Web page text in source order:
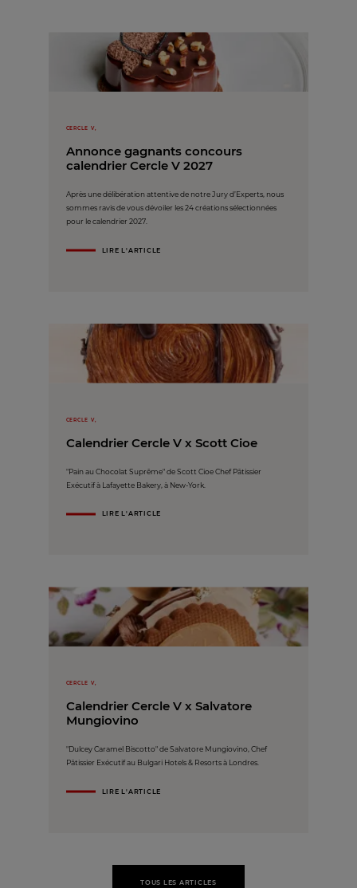
CERCLE V,
Annonce gagnants concours
calendrier Cercle V 2027
Après une délibération attentive de notre Jury d’Experts, nous
sommes ravis de vous dévoiler les 24 créations sélectionnées
pour le calendrier 2027.
LIRE L'ARTICLE
CERCLE V,
Calendrier Cercle V x Scott Cioe
"Pain au Chocolat Suprême" de Scott Cioe Chef Pâtissier
Exécutif à Lafayette Bakery, à New-York.
LIRE L'ARTICLE
CERCLE V,
Calendrier Cercle V x Salvatore
Mungiovino
"Dulcey Caramel Biscotto" de Salvatore Mungiovino, Chef
Pâtissier Exécutif au Bulgari Hotels & Resorts à Londres.
LIRE L'ARTICLE
TOUS LES ARTICLES